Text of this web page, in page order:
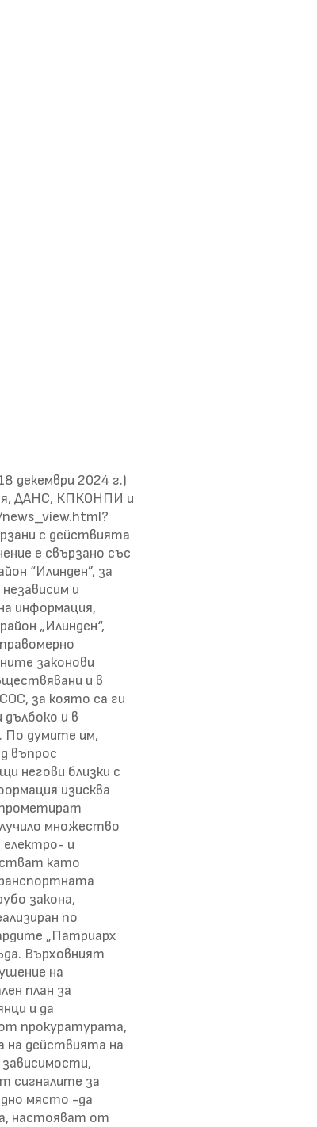
декември 2024 г.)
ДАНС, КПКОНПИ и
с действията
е свързано със
“Илинден”, за
и
информация,
„Илинден“,
законови
и в
за която са ги
и в
По думите им,
въпрос
негови близки с
изисква
множество
електро- и
като
закона,
по
„Патриарх
Върховният
на
план за
и да
прокуратурата,
на действията на
сигналите за
място -да
настояват от